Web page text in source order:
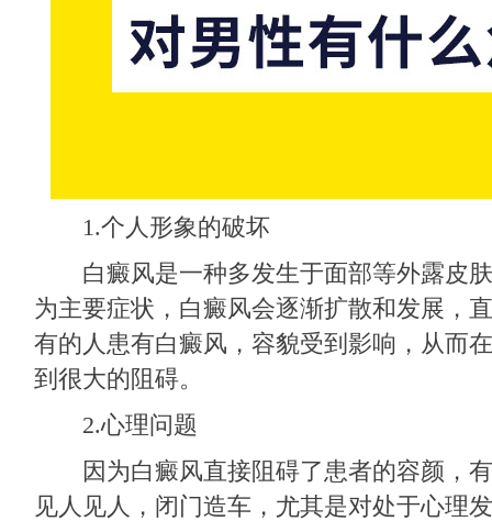
1.个人形象的破坏
白癜风是一种多发生于面部等外露皮肤
为主要症状，白癜风会逐渐扩散和发展，
有的人患有白癜风，容貌受到影响，从而
到很大的阻碍。
2.心理问题
因为白癜风直接阻碍了患者的容颜，有
见人见人，闭门造车，尤其是对处于心理